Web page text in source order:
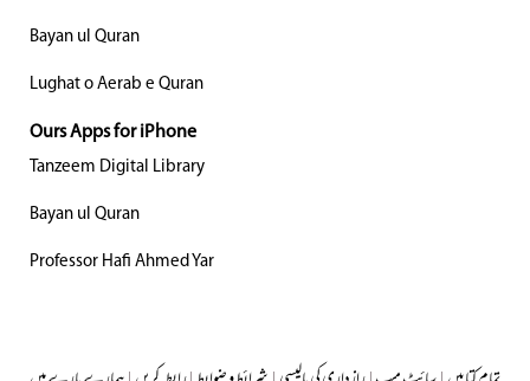
Bayan ul Quran
Lughat o Aerab e Quran
Ours Apps for iPhone
Tanzeem Digital Library
Bayan ul Quran
Professor Hafi Ahmed Yar